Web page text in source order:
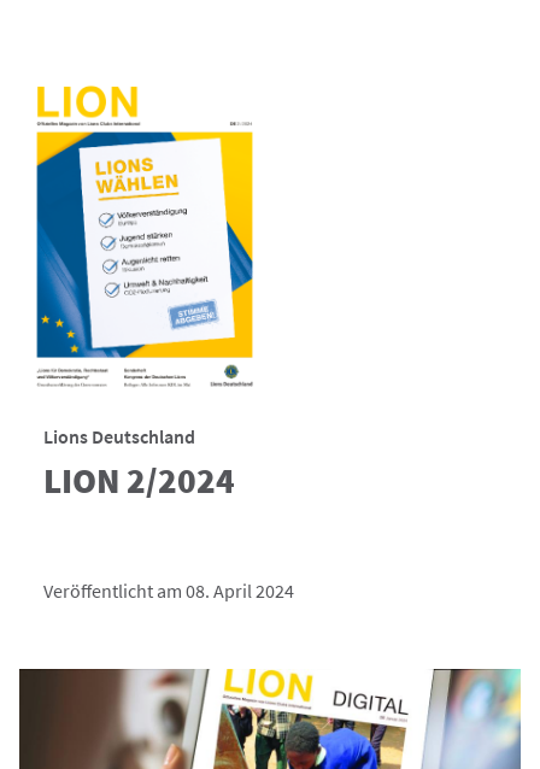
Lions Deutschland
LION 2/2024
Veröffentlicht am 08. April 2024